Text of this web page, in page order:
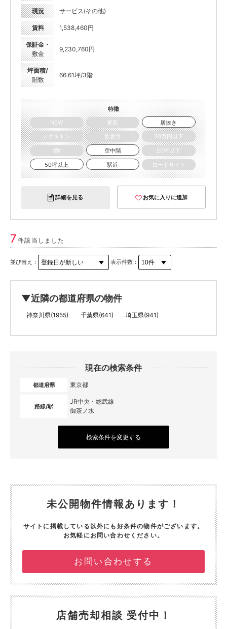
現況 サービス(その他)
賃料 1,538,460円
保証金・
敷金
9,230,760円
坪面積/
階数
66.61坪/3階
特徴
NEW
更新
居抜き
スケルトン
飲食可
30万円以下
1階
空中階
20坪以下
50坪以上
駅近 ロードサイド
詳細を見る お気に入りに追加
7件該当しました
並び替え： 表示件数：
▼近隣の都道府県の物件
神奈川県(1955) 千葉県(641) 埼玉県(941)
現在の検索条件
都道府県 東京都
路線/駅
JR中央・総武線
御茶ノ水
検索条件を変更する
未公開物件情報あります！
サイトに掲載している以外にも好条件の物件がございます。
お気軽にお問い合わせください。
お問い合わせする
店舗売却相談 受付中！